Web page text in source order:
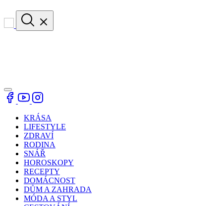
KRÁSA
LIFESTYLE
ZDRAVÍ
RODINA
SNÁŘ
HOROSKOPY
RECEPTY
DOMÁCNOST
DŮM A ZAHRADA
MÓDA A STYL